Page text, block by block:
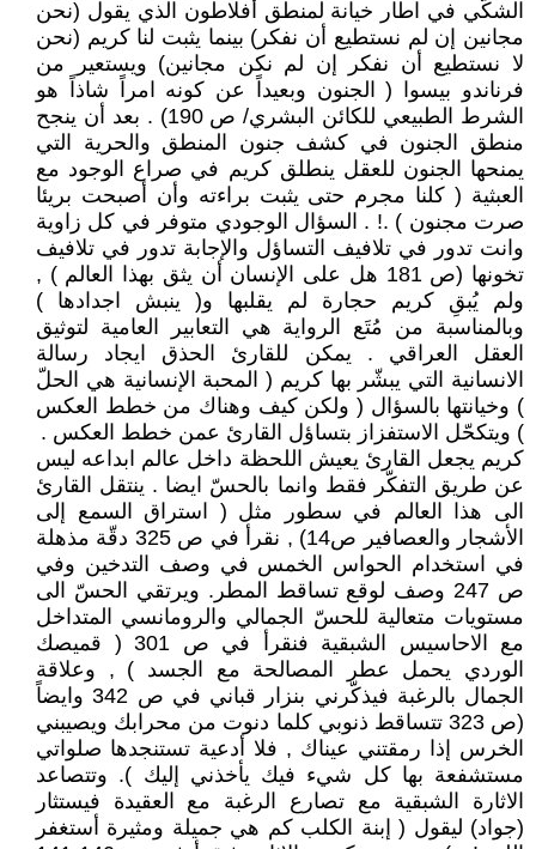
الشكّي في اطار خيانة لمنطق أفلاطون الذي يقول (نحن
مجانين إن لم نستطيع أن نفكر) بينما يثبت لنا كريم (نحن
لا نستطيع أن نفكر إن لم نكن مجانين) ويستعير من
فرناندو بيسوا ( الجنون وبعيداً عن كونه امراً شاذاً هو
الشرط الطبيعي للكائن البشري/ ص 190) . بعد أن ينجح
منطق الجنون في كشف جنون المنطق والحرية التي
يمنحها الجنون للعقل ينطلق كريم في صراع الوجود مع
العبثية ( كلنا مجرم حتى يثبت براءته وأن أصبحت بريئا
صرت مجنون ) .! . السؤال الوجودي متوفر في كل زاوية
وانت تدور في تلافيف التساؤل والإجابة تدور في تلافيف
تخونها (ص 181 هل على الإنسان أن يثق بهذا العالم ) ,
ولم يُبقِ كريم حجارة لم يقلبها و( ينبش اجدادها )
وبالمناسبة من مُتَع الرواية هي التعابير العامية لتوثيق
العقل العراقي . يمكن للقارئ الحذق ايجاد رسالة
الانسانية التي يبشّر بها كريم ( المحبة الإنسانية هي الحلّ
) وخيانتها بالسؤال ( ولكن كيف وهناك من خطط العكس
) ويتكحّل الاستفزاز بتساؤل القارئ عمن خطط العكس .
كريم يجعل القارئ يعيش اللحظة داخل عالم ابداعه ليس
عن طريق التفكّر فقط وانما بالحسّ ايضا . ينتقل القارئ
الى هذا العالم في سطور مثل ( استراق السمع إلى
الأشجار والعصافير ص14) , نقرأ في ص 325 دقّة مذهلة
في استخدام الحواس الخمس في وصف التدخين وفي
ص 247 وصف لوقع تساقط المطر. ويرتقي الحسّ الى
مستويات متعالية للحسّ الجمالي والرومانسي المتداخل
مع الاحاسيس الشبقية فنقرأ في ص 301 ( قميصك
الوردي يحمل عطر المصالحة مع الجسد ) , وعلاقة
الجمال بالرغبة فيذكّرني بنزار قباني في ص 342 وايضاً
(‏ص 323 تتساقط ذنوبي كلما ‏دنوت من محرابك ويصيبني
الخرس إذا رمقتني عيناك , فلا أدعية تستنجدها صلواتي
مستشفعة بها كل شيء فيك يأخذني إليك ). وتتصاعد
الاثارة الشبقية مع تصارع الرغبة مع العقيدة فيستثار
(جواد) ليقول ( إبنة الكلب كم هي جميلة ومثيرة أستغفر